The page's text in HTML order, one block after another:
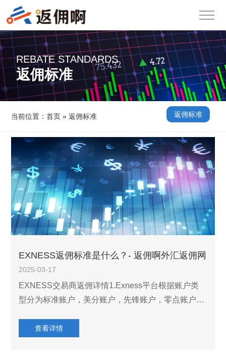
REBATE STANDARDS
返佣标准
当前位置：首页 »返佣标准 返佣标准
EXNESS返佣标准是什么？- 返佣啊外汇返佣网
2025-03-17
EXNESS交易商返佣详情1.Exness平台根据账户类
型分为标准账户，美分账户，先锋账户，零点账户，
体详情如下表。EXNESS账户类型点差手续费返佣金
查看详情